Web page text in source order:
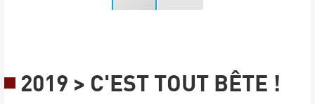
2019 > C'EST TOUT BÊTE !